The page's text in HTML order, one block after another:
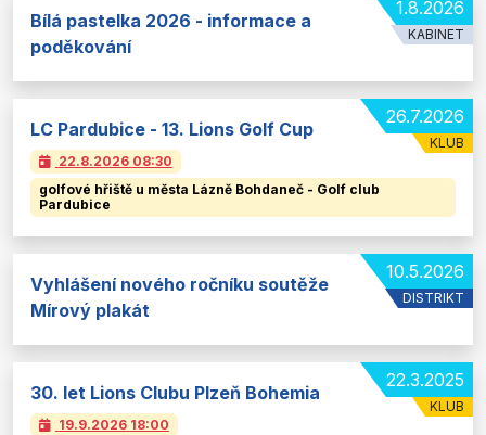
1.8.2026
KABINET
Bílá pastelka 2026 - informace a
poděkování
26.7.2026
KLUB
LC Pardubice - 13. Lions Golf Cup
22.8.2026 08:30
golfové hřiště u města Lázně Bohdaneč - Golf club
Pardubice
10.5.2026
DISTRIKT
Vyhlášení nového ročníku soutěže
Mírový plakát
22.3.2025
KLUB
30. let Lions Clubu Plzeň Bohemia
19.9.2026 18:00